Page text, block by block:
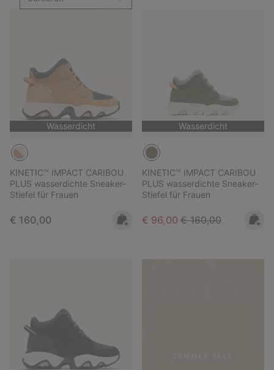
Wasserdicht
KINETIC™ IMPACT CARIBOU
PLUS wasserdichte Sneaker-
Stiefel für Frauen
Regular price:
€ 160,00
Wasserdicht
KINETIC™ IMPACT CARIBOU
PLUS wasserdichte Sneaker-
Stiefel für Frauen
Sale price:
€ 96,00 Regular price:
€ 160,00